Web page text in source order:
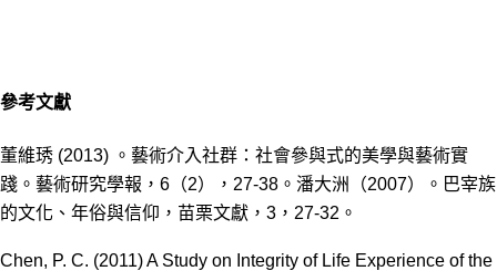
參考文獻
董維琇 (2013) 。藝術介入社群：社會參與式的美學與藝術實
踐。藝術研究學報， 6 （2）， 27-38 。潘大洲（2007）。巴宰族
的文化、年俗與信仰，苗栗文獻， 3 ， 27-32 。
Chen, P. C. (2011) A Study on Integrity of Life Experience of the